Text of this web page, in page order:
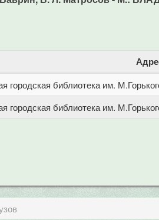
городская библиотека им.
городская библиотека им.